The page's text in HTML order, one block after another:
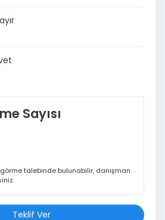
Sayısı
talebinde bulunabilir, danışman
Teklif Ver